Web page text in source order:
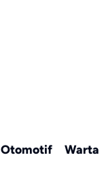
Otomotif Warta